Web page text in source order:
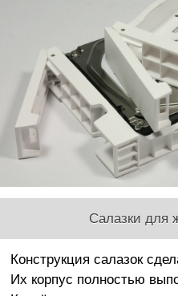
Салазки для
Конструкция салазок
Их корпус полностью